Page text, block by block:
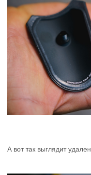
А вот так выглядит